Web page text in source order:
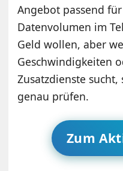
Angebot passend
Datenvolumen im
Geld wollen, aber
Geschwindigkeiten
Zusatzdienste
genau prüfen.
Zum